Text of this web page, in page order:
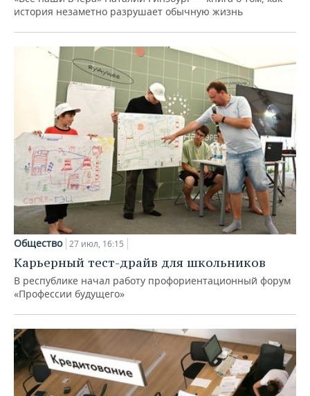
история незаметно разрушает обычную жизнь
Общество 27 июл, 16:15
Карьерный тест-драйв для школьников
В республике начал работу профориентационный форум
«Профессии будущего»